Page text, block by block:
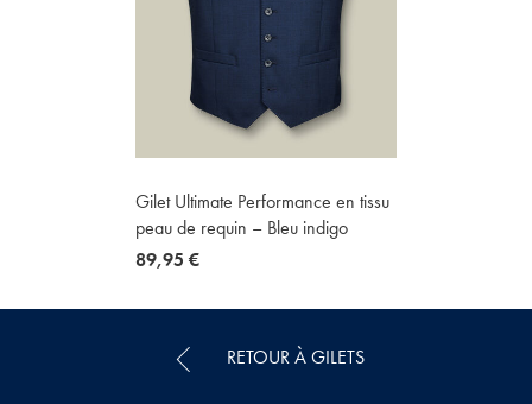
Gilet Ultimate Performance en tissu
peau de requin – Bleu indigo
now
€
89,95 €
RETOUR À GILETS